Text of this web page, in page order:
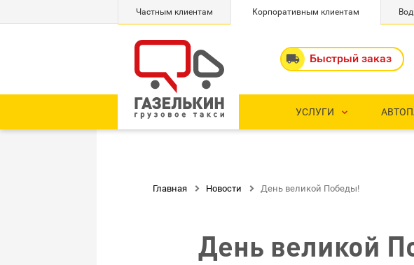
УСЛУГИ 
 Быстрый заказ
Частным клиентам Корпоративным клиентам
Главная  Новости  День великой Победы!
День великой